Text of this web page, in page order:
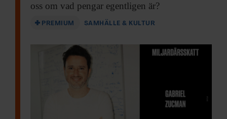
oss om vad pengar egentligen är?
PREMIUM SAMHÄLLE & KULTUR